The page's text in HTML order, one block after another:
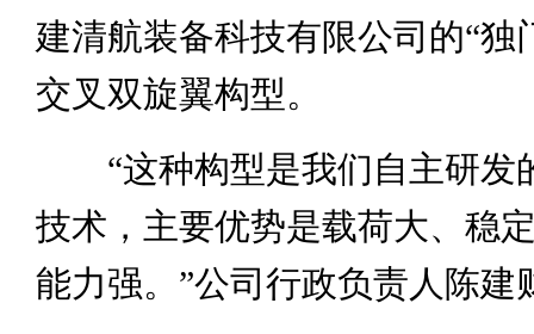
建清航装备科技有限公司的“独
交叉双旋翼构型。
“这种构型是我们自主研发
技术，主要优势是载荷大、稳
能力强。”公司行政负责人陈建